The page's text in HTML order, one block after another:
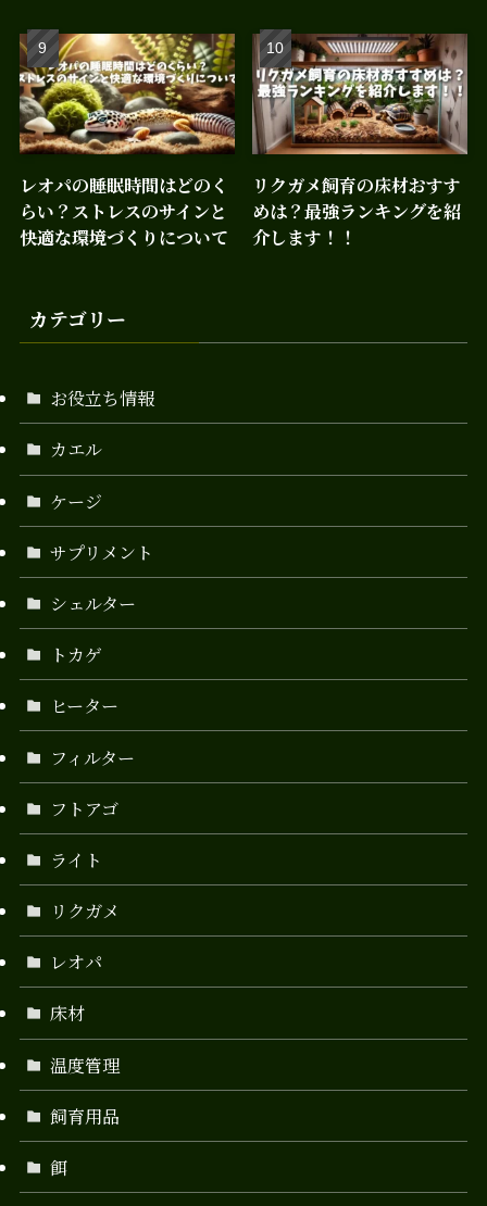
レオパの睡眠時間はどのく
らい？ストレスのサインと
快適な環境づくりについて
リクガメ飼育の床材おすす
めは？最強ランキングを紹
介します！！
カテゴリー
お役立ち情報
カエル
ケージ
サプリメント
シェルター
トカゲ
ヒーター
フィルター
フトアゴ
ライト
リクガメ
レオパ
床材
温度管理
飼育用品
餌